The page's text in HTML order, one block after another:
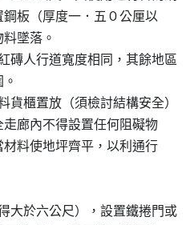
鋼板（厚度一．五０公厘以
料墜落。
磚人行道寬度相同，其餘地區
貨櫃置放（須檢討結構安全）
走廊內不得設置任何阻礙物
材料使地坪齊平，以利通行
大於六公尺），設置鐵捲門或